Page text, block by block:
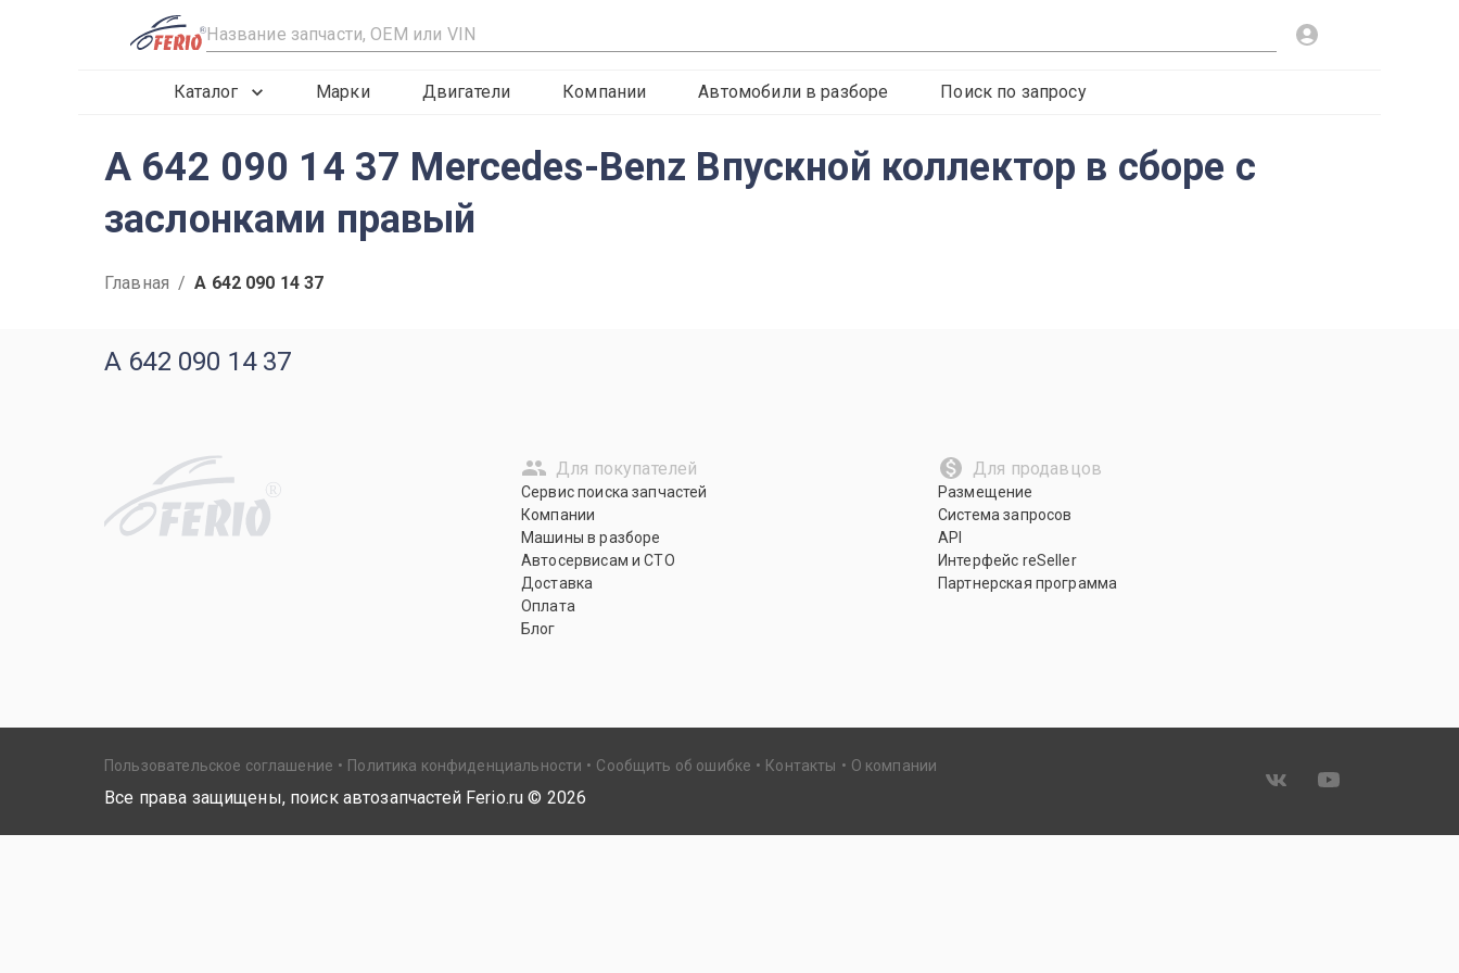
R
Каталог Марки Двигатели Компании Автомобили в разборе Поиск по запросу
A 642 090 14 37 Mercedes-Benz Впускной коллектор в сборе с
заслонками правый
Главная / A 642 090 14 37
A 642 090 14 37
R
Для покупателей
Сервис поиска запчастей
Компании
Машины в разборе
Автосервисам и СТО
Доставка
Оплата
Блог
Для продавцов
Размещение
Система запросов
API
Интерфейс reSeller
Партнерская программа
Пользовательское соглашение Политика конфиденциальности Сообщить об ошибке Контакты О компании
Все права защищены, поиск автозапчастей Ferio.ru © 2026